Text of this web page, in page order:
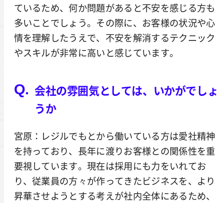
ているため、何か問題があると不安を感じる方も
多いことでしょう。その際に、お客様の状況や心
情を理解したうえで、不安を解消するテクニック
やスキルが非常に高いと感じています。
会社の雰囲気としては、いかがでしょ
うか
宮原：レジルでもとから働いている方は愛社精神
を持っており、長年に渡りお客様との関係性を重
要視しています。現在は採用にも力をいれてお
り、従業員の方々が作ってきたビジネスを、より
昇華させようとする考えが社内全体にあるため、